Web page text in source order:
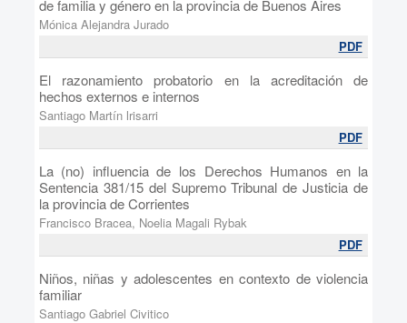
de familia y género en la provincia de Buenos Aires
Mónica Alejandra Jurado
PDF
El razonamiento probatorio en la acreditación de
hechos externos e internos
Santiago Martín lrisarri
PDF
La (no) influencia de los Derechos Humanos en la
Sentencia 381/15 del Supremo Tribunal de Justicia de
la provincia de Corrientes
Francisco Bracea, Noelia Magali Rybak
PDF
Niños, niñas y adolescentes en contexto de violencia
familiar
Santiago Gabriel Civitico